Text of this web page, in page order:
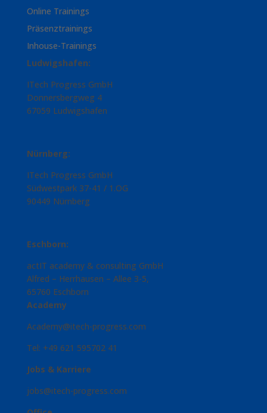
Online Trainings
Präsenztrainings
Inhouse-Trainings
Ludwigshafen:
ITech Progress GmbH
Donnersbergweg 4
67059 Ludwigshafen
Nürnberg:
ITech Progress GmbH
Südwestpark 37-41 / 1.OG
90449 Nürnberg
Eschborn:
actIT academy & consulting GmbH
Alfred – Herrhausen – Allee 3-5,
65760 Eschborn
Academy
Academy@itech-progress.com
Tel: +49 621 595702 41
Jobs & Karriere
jobs@itech-progress.com